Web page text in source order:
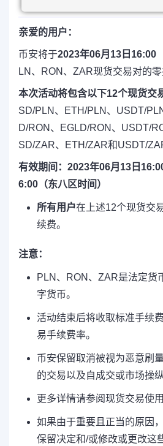
亲爱的用户：
币安将于2023年06月13日16:00
LN、RON、ZAR现货交易对的零
本次活动将包含以下12个现货交
SD/PLN、ETH/PLN、USDT/
D/RON、EGLD/RON、USDT/
SD/ZAR、ETH/ZAR和USDT/
有效期间：2023年06月13日
6:00（东八区时间）
所有用户在上述12个现货交
续费。
注意：
PLN、RON、ZAR是法定货
字货币。
活动结束后将收取标准手续
易手续费率。
币安保留取消被视为恶意刷
的交易以及自成交或市场操
更多详情请参阅现货交易使用
如果由于重要且正当的原因
保留决定和/或修改或更改这